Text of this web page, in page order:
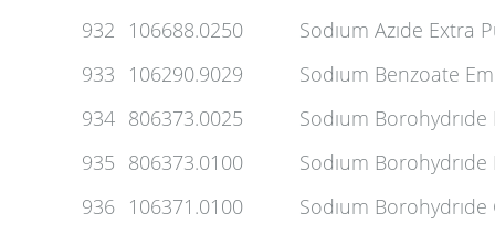
932
106688.0250
Sodıum Azıde Extra
933
106290.9029
Sodıum Benzoate
934 806373.0025
Sodıum
935 806373.0100
Sodıum
936 106371.0100
Sodıum